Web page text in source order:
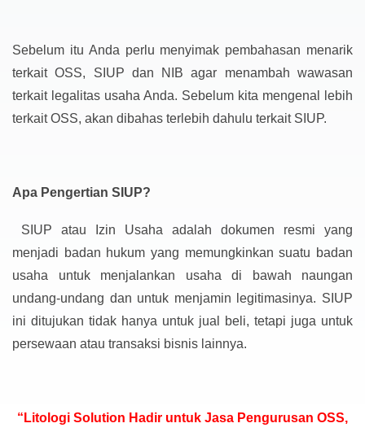
Sebelum itu Anda perlu menyimak pembahasan menarik
terkait OSS, SIUP dan NIB agar menambah wawasan
terkait legalitas usaha Anda. Sebelum kita mengenal lebih
terkait OSS, akan dibahas terlebih dahulu terkait SIUP.
Apa Pengertian SIUP?
SIUP atau Izin Usaha adalah dokumen resmi yang
menjadi badan hukum yang memungkinkan suatu badan
usaha untuk menjalankan usaha di bawah naungan
undang-undang dan untuk menjamin legitimasinya. SIUP
ini ditujukan tidak hanya untuk jual beli, tetapi juga untuk
persewaan atau transaksi bisnis lainnya.
“Litologi Solution Hadir untuk Jasa Pengurusan OSS,